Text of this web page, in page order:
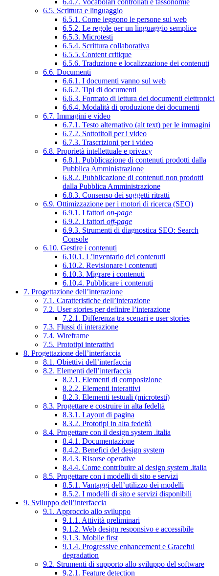
6.5. Scrittura e linguaggio
6.5.1. Come leggono le persone sul web
6.5.2. Le regole per un linguaggio semplice
6.5.3. Microtesti
6.5.4. Scrittura collaborativa
6.5.5. Content critique
6.5.6. Traduzione e localizzazione dei contenuti
6.6. Documenti
6.6.1. I documenti vanno sul web
6.6.2. Tipi di documenti
6.6.3. Formato di lettura dei documenti elettronici
6.6.4. Modalità di produzione dei documenti
6.7. Immagini e video
6.7.1. Testo alternativo (alt text) per le immagini
6.7.2. Sottotitoli per i video
6.7.3. Trascrizioni per i video
6.8. Proprietà intellettuale e privacy
6.8.1. Pubblicazione di contenuti prodotti dalla
Pubblica Amministrazione
6.8.2. Pubblicazione di contenuti non prodotti
dalla Pubblica Amministrazione
6.8.3. Consenso dei soggetti ritratti
6.9. Ottimizzazione per i motori di ricerca (SEO)
6.9.1. I fattori on-page
6.9.2. I fattori off-page
6.9.3. Strumenti di diagnostica SEO: Search
Console
6.10. Gestire i contenuti
6.10.1. L’inventario dei contenuti
6.10.2. Revisionare i contenuti
6.10.3. Migrare i contenuti
6.10.4. Pubblicare i contenuti
7. Progettazione dell’interazione
7.1. Caratteristiche dell’interazione
7.2. User stories per definire l’interazione
7.2.1. Differenza tra scenari e user stories
7.3. Flussi di interazione
7.4. Wireframe
7.5. Prototipi interattivi
8. Progettazione dell’interfaccia
8.1. Obiettivi dell’interfaccia
8.2. Elementi dell’interfaccia
8.2.1. Elementi di composizione
8.2.2. Elementi interattivi
8.2.3. Elementi testuali (microtesti)
8.3. Progettare e costruire in alta fedeltà
8.3.1. Layout di pagina
8.3.2. Prototipi in alta fedeltà
8.4. Progettare con il design system .italia
8.4.1. Documentazione
8.4.2. Benefici del design system
8.4.3. Risorse operative
8.4.4. Come contribuire al design system .italia
8.5. Progettare con i modelli di sito e servizi
8.5.1. Vantaggi dell’utilizzo dei modelli
8.5.2. I modelli di sito e servizi disponibili
9. Sviluppo dell’interfaccia
9.1. Approccio allo sviluppo
9.1.1. Attività preliminari
9.1.2. Web design responsivo e accessibile
9.1.3. Mobile first
9.1.4. Progressive enhancement e Graceful
degradation
9.2. Strumenti di supporto allo sviluppo del software
9.2.1. Feature detection